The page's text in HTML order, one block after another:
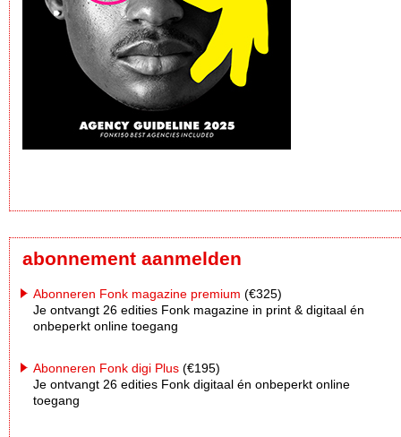
abonnement aanmelden
Abonneren Fonk magazine premium (€325)
Je ontvangt 26 edities Fonk magazine in print & digitaal én
onbeperkt online toegang
Abonneren Fonk digi Plus (€195)
Je ontvangt 26 edities Fonk digitaal én onbeperkt online
toegang